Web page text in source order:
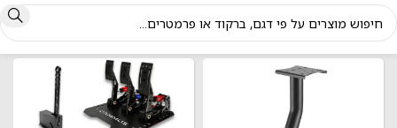
עמוד הבית חבילות סימולטור נהיגה